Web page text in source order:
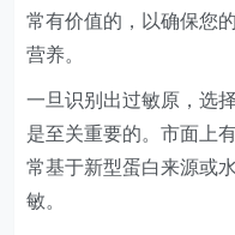
常有价值的，以确保您
营养。
一旦识别出过敏原，选
是至关重要的。市面上
常基于新型蛋白来源或
敏。